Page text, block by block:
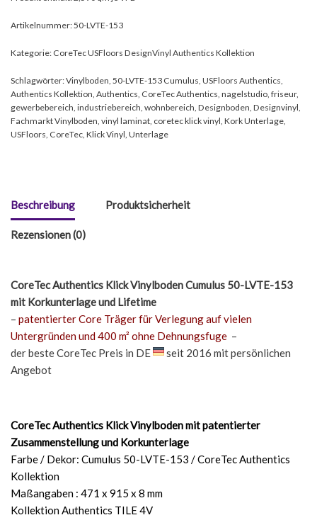
Artikelnummer:50-LVTE-153
Kategorie: CoreTec USFloors DesignVinyl Authentics Kollektion
Schlagwörter:Vinylboden, 50-LVTE-153 Cumulus, USFloors Authentics,
Authentics Kollektion, Authentics, CoreTec Authentics, nagelstudio, friseur,
gewerbebereich, industriebereich, wohnbereich, Designboden, Designvinyl,
Fachmarkt Vinylboden, vinyl laminat, coretec klick vinyl, Kork Unterlage,
USFloors, CoreTec, Klick Vinyl, Unterlage
Beschreibung Produktsicherheit
Rezensionen (0)
CoreTec Authentics Klick Vinylboden Cumulus 50-LVTE-153
mit Korkunterlage und Lifetime
– patentierter Core Träger für Verlegung auf vielen
Untergründen und 400 m² ohne Dehnungsfuge –
der beste CoreTec Preis in DE
seit 2016 mit persönlichen
Angebot
CoreTec Authentics Klick Vinylboden mit patentierter
Zusammenstellung und Korkunterlage
Farbe / Dekor: Cumulus 50-LVTE-153 / CoreTec Authentics
Kollektion
Maßangaben : 471 x 915 x 8 mm
Kollektion Authentics TILE 4V